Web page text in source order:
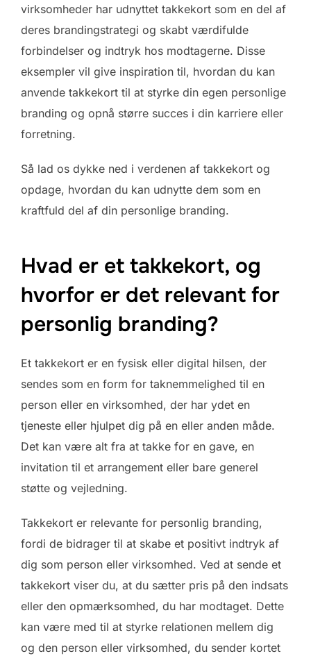
virksomheder har udnyttet takkekort som en del af
deres brandingstrategi og skabt værdifulde
forbindelser og indtryk hos modtagerne. Disse
eksempler vil give inspiration til, hvordan du kan
anvende takkekort til at styrke din egen personlige
branding og opnå større succes i din karriere eller
forretning.
Så lad os dykke ned i verdenen af takkekort og
opdage, hvordan du kan udnytte dem som en
kraftfuld del af din personlige branding.
Hvad er et takkekort, og
hvorfor er det relevant for
personlig branding?
Et takkekort er en fysisk eller digital hilsen, der
sendes som en form for taknemmelighed til en
person eller en virksomhed, der har ydet en
tjeneste eller hjulpet dig på en eller anden måde.
Det kan være alt fra at takke for en gave, en
invitation til et arrangement eller bare generel
støtte og vejledning.
Takkekort er relevante for personlig branding,
fordi de bidrager til at skabe et positivt indtryk af
dig som person eller virksomhed. Ved at sende et
takkekort viser du, at du sætter pris på den indsats
eller den opmærksomhed, du har modtaget. Dette
kan være med til at styrke relationen mellem dig
og den person eller virksomhed, du sender kortet